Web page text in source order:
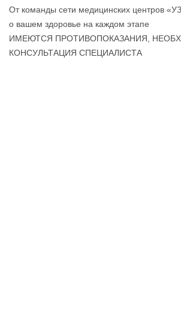
От команды сети медицинских центров
о вашем здоровье на каждом этапе
ИМЕЮТСЯ ПРОТИВОПОКАЗАНИЯ,
КОНСУЛЬТАЦИЯ СПЕЦИАЛИСТА